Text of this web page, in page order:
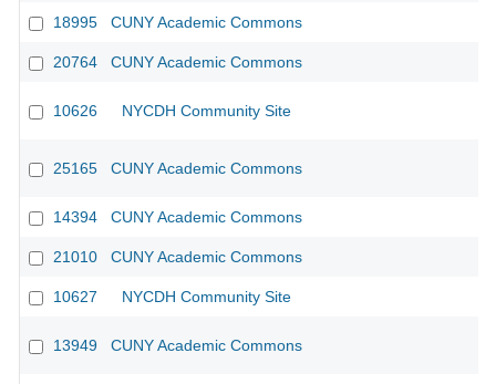
18995 CUNY Academic Commons
20764 CUNY Academic Commons
10626 NYCDH Community Site
25165 CUNY Academic Commons
14394 CUNY Academic Commons
21010 CUNY Academic Commons
10627 NYCDH Community Site
13949 CUNY Academic Commons